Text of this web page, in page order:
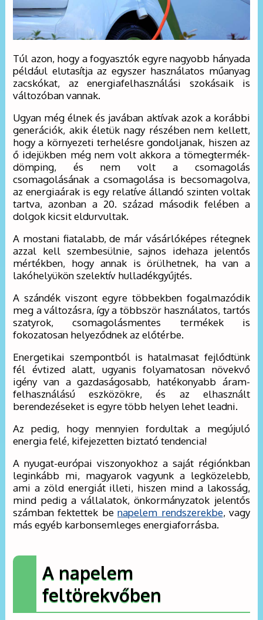
Túl azon, hogy a fogyasztók egyre nagyobb hányada
például elutasítja az egyszer használatos műanyag
zacskókat, az energiafelhasználási szokásaik is
változóban vannak.
Ugyan még élnek és javában aktívak azok a korábbi
generációk, akik életük nagy részében nem kellett,
hogy a környezeti terhelésre gondoljanak, hiszen az
ő idejükben még nem volt akkora a tömegtermék-
dömping, és nem volt a csomagolás
csomagolásának a csomagolása is becsomagolva,
az energiaárak is egy relatíve állandó szinten voltak
tartva, azonban a 20. század második felében a
dolgok kicsit eldurvultak.
A mostani fiatalabb, de már vásárlóképes rétegnek
azzal kell szembesülnie, sajnos idehaza jelentős
mértékben, hogy annak is örülhetnek, ha van a
lakóhelyükön szelektív hulladékgyűjtés.
A szándék viszont egyre többekben fogalmazódik
meg a változásra, így a többször használatos, tartós
szatyrok, csomagolásmentes termékek is
fokozatosan helyeződnek az előtérbe.
Energetikai szempontból is hatalmasat fejlődtünk
fél évtized alatt, ugyanis folyamatosan növekvő
igény van a gazdaságosabb, hatékonyabb áram-
felhasználású eszközökre, és az elhasznált
berendezéseket is egyre több helyen lehet leadni.
Az pedig, hogy mennyien fordultak a megújuló
energia felé, kifejezetten biztató tendencia!
A nyugat-európai viszonyokhoz a saját régiónkban
leginkább mi, magyarok vagyunk a legközelebb,
ami a zöld energiát illeti, hiszen mind a lakosság,
mind pedig a vállalatok, önkormányzatok jelentős
számban fektettek benapelem rendszerekbe, vagy
más egyéb karbonsemleges energiaforrásba.
A napelem
feltörekvőben